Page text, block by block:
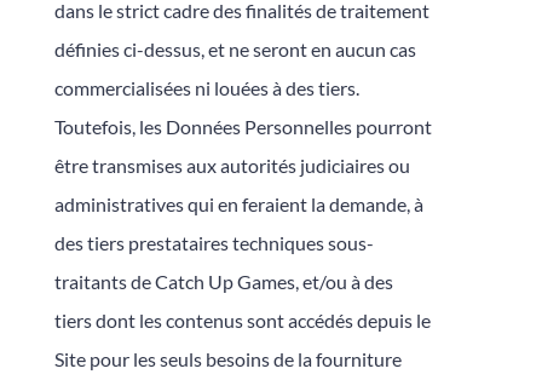
dans le strict cadre des finalités de traitement
définies ci-dessus, et ne seront en aucun cas
commercialisées ni louées à des tiers.
Toutefois, les Données Personnelles pourront
être transmises aux autorités judiciaires ou
administratives qui en feraient la demande, à
des tiers prestataires techniques sous-
traitants de Catch Up Games, et/ou à des
tiers dont les contenus sont accédés depuis le
Site pour les seuls besoins de la fourniture